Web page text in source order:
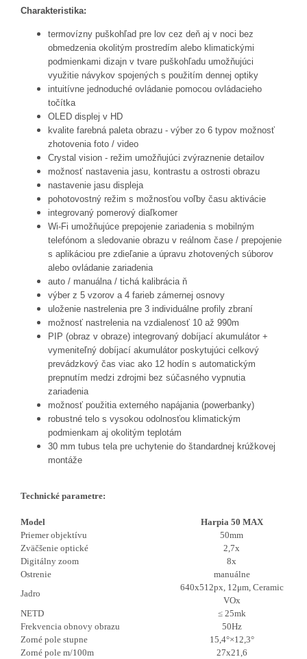
Charakteristika:
termovízny puškohľad pre lov cez deň aj v noci bez
obmedzenia okolitým prostredím alebo klimatickými
podmienkami dizajn v tvare puškohľadu umožňujúci
využitie návykov spojených s použitím dennej optiky
intuitívne jednoduché ovládanie pomocou ovládacieho
točítka
OLED displej v HD
kvalite farebná paleta obrazu - výber zo 6 typov možnosť
zhotovenia foto / video
Crystal vision - režim umožňujúci zvýraznenie detailov
možnosť nastavenia jasu, kontrastu a ostrosti obrazu
nastavenie jasu displeja
pohotovostný režim s možnosťou voľby času aktivácie
integrovaný pomerový diaľkomer
Wi-Fi umožňujúce prepojenie zariadenia s mobilným
telefónom a sledovanie obrazu v reálnom čase / prepojenie
s aplikáciou pre zdieľanie a úpravu zhotovených súborov
alebo ovládanie zariadenia
auto / manuálna / tichá kalibrácia ň
výber z 5 vzorov a 4 farieb zámernej osnovy
uloženie nastrelenia pre 3 individuálne profily zbraní
možnosť nastrelenia na vzdialenosť 10 až 990m
PIP (obraz v obraze) integrovaný dobíjací akumulátor +
vymeniteľný dobíjací akumulátor poskytujúci celkový
prevádzkový čas viac ako 12 hodín s automatickým
prepnutím medzi zdrojmi bez súčasného vypnutia
zariadenia
možnosť použitia externého napájania (powerbanky)
robustné telo s vysokou odolnosťou klimatickým
podmienkam aj okolitým teplotám
30 mm tubus tela pre uchytenie do štandardnej krúžkovej
montáže
Technické parametre:
Model
Harpia 50 MAX
Priemer objektívu
50mm
Zväčšenie optické
2,7x
Digitálny zoom
8x
Ostrenie
manuálne
Jadro
640x512px, 12μm, Ceramic
VOx
NETD
≤ 25mk
Frekvencia obnovy obrazu
50Hz
Zorné pole stupne
15,4°×12,3°
Zorné pole m/100m
27x21,6